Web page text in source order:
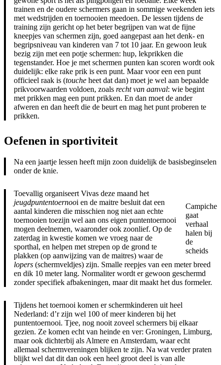
trainen en de oudere schermers gaan in sommige weekenden iets
met wedstrijden en toernooien meedoen. De lessen tijdens de
training zijn gericht op het beter begrijpen van wat de fijne
kneepjes van schermen zijn, goed aangepast aan het denk- en
begripsniveau van kinderen van 7 tot 10 jaar. En gewoon leuk
bezig zijn met een potje schermen: hup, lekprikken die
tegenstander. Hoe je met schermen punten kan scoren wordt ook
duidelijk: elke rake prik is een punt. Maar voor een een punt
officieel raak is (touche heet dat dan) moet je wel aan bepaalde
prikvoorwaarden voldoen, zoals recht van aanval: wie begint
met prikken mag een punt prikken. En dan moet de ander
afweren en dan heeft die de beurt en mag het punt proberen te
prikken.
Oefenen in sportiviteit
Na een jaartje lessen heeft mijn zoon duidelijk de basisbeginselen
onder de knie.
Campiche
gaat
verhaal
halen bij
de
scheids
Toevallig organiseert Vivas deze maand het
jeugdpuntentoernooi en de maitre besluit dat een
aantal kinderen die misschien nog niet aan echte
toernooien toezijn wel aan ons eigen puntentoernooi
mogen deelnemen, waaronder ook zoonlief. Op de
zaterdag in kwestie komen we vroeg naar de
sporthal, en helpen met strepen op de grond te
plakken (op aanwijzing van de maitres) waar de
lopers (schermveldjes) zijn. Smalle reepjes van een meter breed
en dik 10 meter lang. Normaliter wordt er gewoon geschermd
zonder specifiek afbakeningen, maar dit maakt het dus formeler.
Tijdens het toernooi komen er schermkinderen uit heel
Nederland: d’r zijn wel 100 of meer kinderen bij het
puntentoernooi. Tjee, nog nooit zoveel schermers bij elkaar
gezien. Ze komen echt van heinde en ver: Groningen, Limburg,
maar ook dichterbij als Almere en Amsterdam, waar echt
allemaal schermvereningen blijken te zijn. Na wat verder praten
blijkt wel dat dit dan ook een heel groot deel is van alle